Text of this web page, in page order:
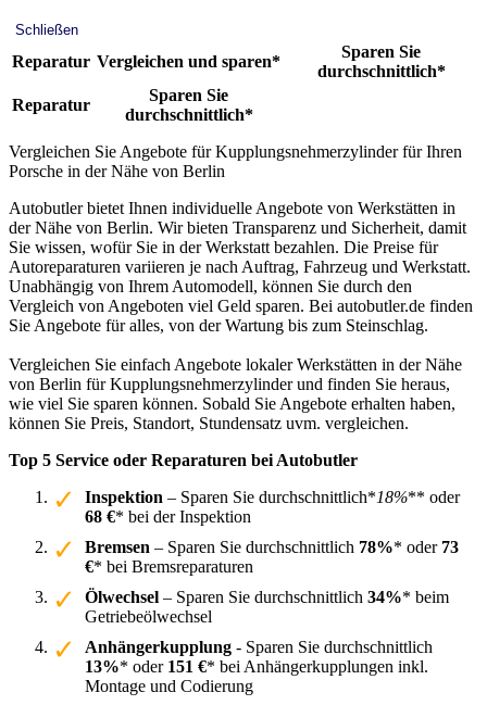
Schließen
Reparatur Vergleichen und sparen*
Sparen Sie
durchschnittlich*
Reparatur
Sparen Sie
durchschnittlich*
Vergleichen Sie Angebote für Kupplungsnehmerzylinder für Ihren
Porsche in der Nähe von Berlin
Autobutler bietet Ihnen individuelle Angebote von Werkstätten in
der Nähe von Berlin. Wir bieten Transparenz und Sicherheit, damit
Sie wissen, wofür Sie in der Werkstatt bezahlen. Die Preise für
Autoreparaturen variieren je nach Auftrag, Fahrzeug und Werkstatt.
Unabhängig von Ihrem Automodell, können Sie durch den
Vergleich von Angeboten viel Geld sparen. Bei autobutler.de finden
Sie Angebote für alles, von der Wartung bis zum Steinschlag.
Vergleichen Sie einfach Angebote lokaler Werkstätten in der Nähe
von Berlin für Kupplungsnehmerzylinder und finden Sie heraus,
wie viel Sie sparen können. Sobald Sie Angebote erhalten haben,
können Sie Preis, Standort, Stundensatz uvm. vergleichen.
Top 5 Service oder Reparaturen bei Autobutler
Inspektion – Sparen Sie durchschnittlich*18%** oder
68 €* bei der Inspektion
Bremsen – Sparen Sie durchschnittlich 78%* oder 73
€* bei Bremsreparaturen
Ölwechsel – Sparen Sie durchschnittlich 34%* beim
Getriebeölwechsel
Anhängerkupplung - Sparen Sie durchschnittlich
13%* oder 151 €* bei Anhängerkupplungen inkl.
Montage und Codierung